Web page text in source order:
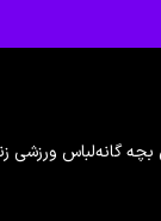
گانهلباس ورزشی